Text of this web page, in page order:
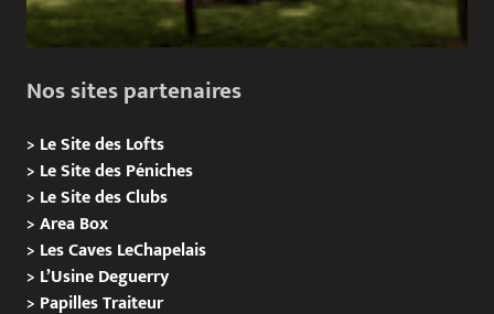
Nos sites partenaires
> Le Site des Lofts
> Le Site des Péniches
> Le Site des Clubs
>Area Box
> Les Caves LeChapelais
> L’Usine Deguerry
> PapillesTraiteur